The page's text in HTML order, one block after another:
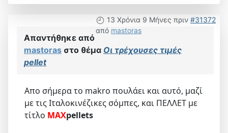
13 Χρόνια 9 Μήνες πριν #31372
από mastoras
Απαντήθηκε από
mastoras στο θέμα Οι τρέχουσες τιμές
pellet
Απο σήμερα το makro πουλάει και αυτό, μαζί
με τις Ιταλοκινέζικες σόμπες, και ΠΕΛΛΕΤ με
τίτλο MAXpellets